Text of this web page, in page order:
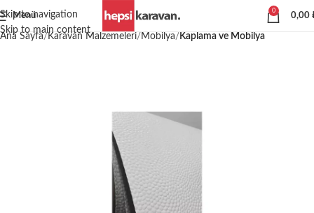
Skip to navigation
Skip to main content
Menü
0
0,00
Ana Sayfa Karavan Malzemeleri Mobilya Kaplama ve Mobilya